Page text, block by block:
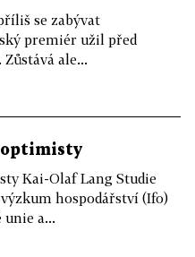
se zabývat
premiér užil před
ale...
optimisty
Kai-Olaf Lang Studie
hospodářství (Ifo)
unie a...